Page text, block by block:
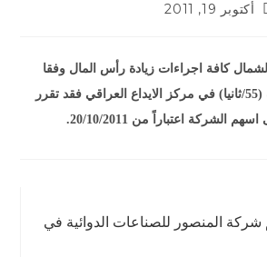
أكتوبر 19, 2011
كافة اجراءات زيادة رأس المال وفقا
للمادة (55/اولا) و المادة (55/ثانيا) في مركز الايداع العراقي فقد تقرر
الشركة اعتباراً من 20/10/2011.
شركة المنصور للصناعات الدوائية في